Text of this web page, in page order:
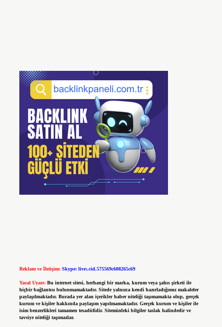
Reklam ve İletişim: Skype: live:.cid.575569c608265c69
Yasal Uyarı: Bu internet sitesi, herhangi bir marka, kurum veya şahıs şirketi ile
hiçbir bağlantısı bulunmamaktadır. Sitede yalnızca kendi hazırladığımız makaleler
paylaşılmaktadır. Burada yer alan içerikler haber niteliği taşımamakta olup, gerçek
kurum ve kişiler hakkında paylaşım yapılmamaktadır. Gerçek kurum ve kişiler ile
isim benzerlikleri tamamen tesadüfidir. Sitemizdeki bilgiler taslak halindedir ve
tavsiye niteliği taşımazlar.